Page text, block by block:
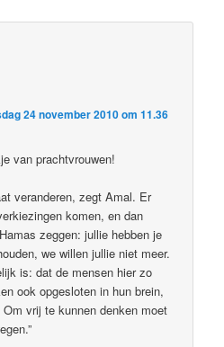
24 november 2010 om 11.36
van prachtvrouwen!
veranderen, zegt Amal. Er
komen, en dan
zeggen: jullie hebben je
we willen jullie niet meer.
is: dat de mensen hier zo
ook opgesloten in hun brein,
vrij te kunnen denken moet